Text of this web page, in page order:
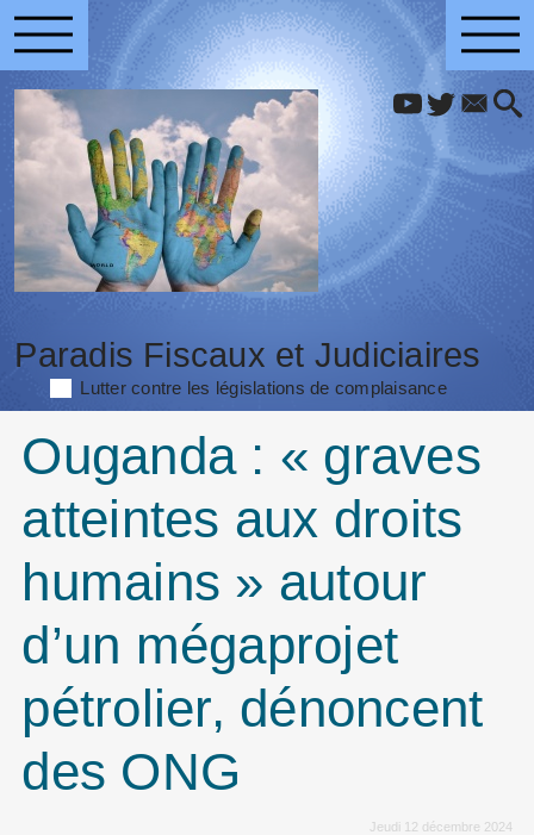
Paradis Fiscaux et Judiciaires
Lutter contre les législations de complaisance
Ouganda : « graves
atteintes aux droits
humains » autour
d’un mégaprojet
pétrolier, dénoncent
des ONG
Jeudi 12 décembre 2024